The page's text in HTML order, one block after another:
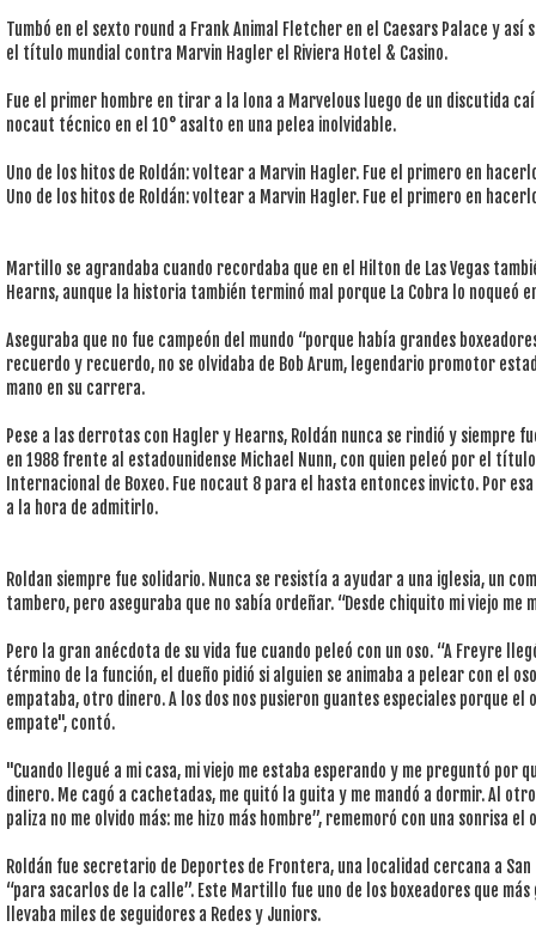
Tumbó en el sexto round a Frank Animal Fletcher en el Caesars Palace y
el título mundial contra Marvin Hagler el Riviera Hotel & Casino.
Fue el primer hombre en tirar a la lona a Marvelous luego de un discutida
nocaut técnico en el 10° asalto en una pelea inolvidable.
Uno de los hitos de Roldán: voltear a Marvin Hagler. Fue el primero en
Uno de los hitos de Roldán: voltear a Marvin Hagler. Fue el primero en
Martillo se agrandaba cuando recordaba que en el Hilton de Las Vegas
Hearns, aunque la historia también terminó mal porque La Cobra lo noqueó
Aseguraba que no fue campeón del mundo “porque había grandes
recuerdo y recuerdo, no se olvidaba de Bob Arum, legendario promotor
mano en su carrera.
Pese a las derrotas con Hagler y Hearns, Roldán nunca se rindió y siempre
en 1988 frente al estadounidense Michael Nunn, con quien peleó por el
Internacional de Boxeo. Fue nocaut 8 para el hasta entonces invicto. Por
a la hora de admitirlo.
Roldan siempre fue solidario. Nunca se resistía a ayudar a una iglesia, un
tambero, pero aseguraba que no sabía ordeñar. “Desde chiquito mi viejo me
Pero la gran anécdota de su vida fue cuando peleó con un oso. “A Freyre
término de la función, el dueño pidió si alguien se animaba a pelear con el
empataba, otro dinero. A los dos nos pusieron guantes especiales porque
empate", contó.
"Cuando llegué a mi casa, mi viejo me estaba esperando y me preguntó por
dinero. Me cagó a cachetadas, me quitó la guita y me mandó a dormir. Al
paliza no me olvido más: me hizo más hombre”, rememoró con una sonrisa
Roldán fue secretario de Deportes de Frontera, una localidad cercana a San
“para sacarlos de la calle”. Este Martillo fue uno de los boxeadores que
llevaba miles de seguidores a Redes y Juniors.